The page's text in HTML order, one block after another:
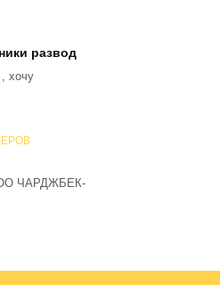
развод
хочу
ЧАРДЖБЕК-